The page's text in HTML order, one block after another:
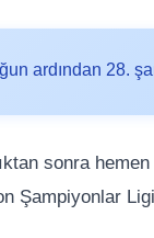
ardından 28.
sonra
Şampiyonlar